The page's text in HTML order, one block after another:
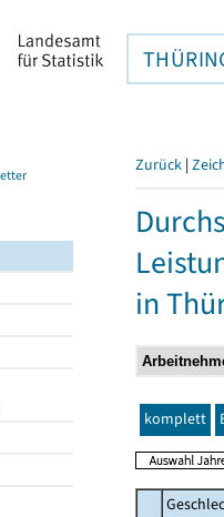
Zurück |
in
komplett